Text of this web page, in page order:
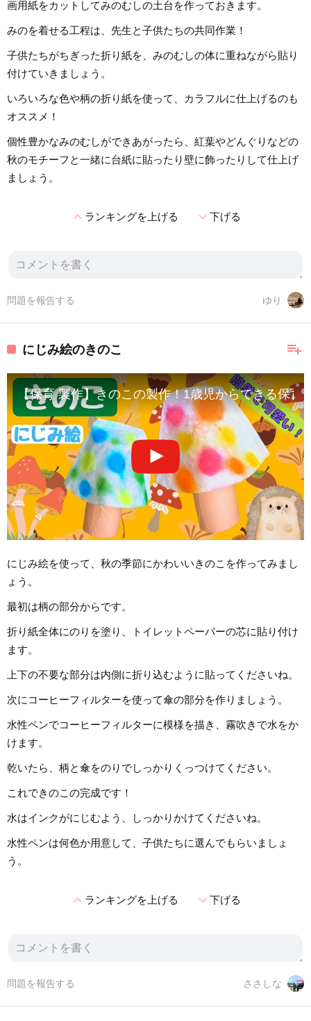
画用紙をカットしてみのむしの土台を作っておきます。
みのを着せる工程は、先生と子供たちの共同作業！
子供たちがちぎった折り紙を、みのむしの体に重ねながら貼り
付けていきましょう。
いろいろな色や柄の折り紙を使って、カラフルに仕上げるのも
オススメ！
個性豊かなみのむしができあがったら、紅葉やどんぐりなどの
秋のモチーフと一緒に台紙に貼ったり壁に飾ったりして仕上げ
ましょう。
expand_lessランキングを上げる expand_more下げる
ゆり
問題を報告する
playlist_add
にじみ絵のきのこ
【保育 製作】きのこの製作！1歳児からできる保育
にじみ絵を使って、秋の季節にかわいいきのこを作ってみまし
ょう。
最初は柄の部分からです。
折り紙全体にのりを塗り、トイレットペーパーの芯に貼り付け
ます。
上下の不要な部分は内側に折り込むように貼ってくださいね。
次にコーヒーフィルターを使って傘の部分を作りましょう。
水性ペンでコーヒーフィルターに模様を描き、霧吹きで水をか
けます。
乾いたら、柄と傘をのりでしっかりくっつけてください。
これできのこの完成です！
水はインクがにじむよう、しっかりかけてくださいね。
水性ペンは何色か用意して、子供たちに選んでもらいましょ
う。
expand_lessランキングを上げる expand_more下げる
ささしな
問題を報告する